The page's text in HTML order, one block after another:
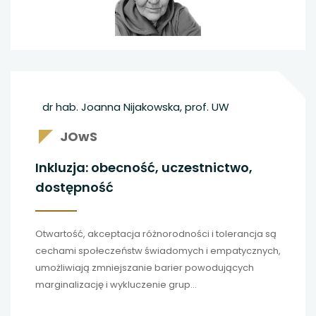
należy spełnić, by przekonująco mówić o wysokiej
jakości kształcenia językowego? Artykuł stanowi
próbę przybliżenia znaczenia terminu oraz wskazuje,
dr hab. Joanna Nijakowska, prof. UW
JOwS
Inkluzja: obecność, uczestnictwo,
dostępność
Otwartość, akceptacja różnorodności i tolerancja są
cechami społeczeństw świadomych i empatycznych,
umożliwiają zmniejszanie barier powodujących
marginalizację i wykluczenie grup